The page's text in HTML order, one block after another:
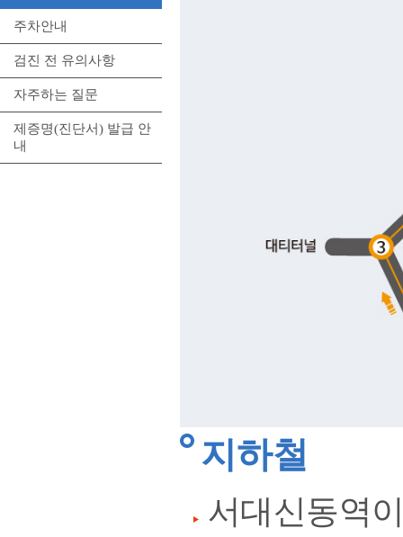
주차안내
검진 전 유의사항
자주하는 질문
제증명(진단서) 발급 안
내
지하철
서대신동역